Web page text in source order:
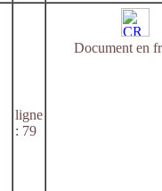
ligne
: 79
Document en